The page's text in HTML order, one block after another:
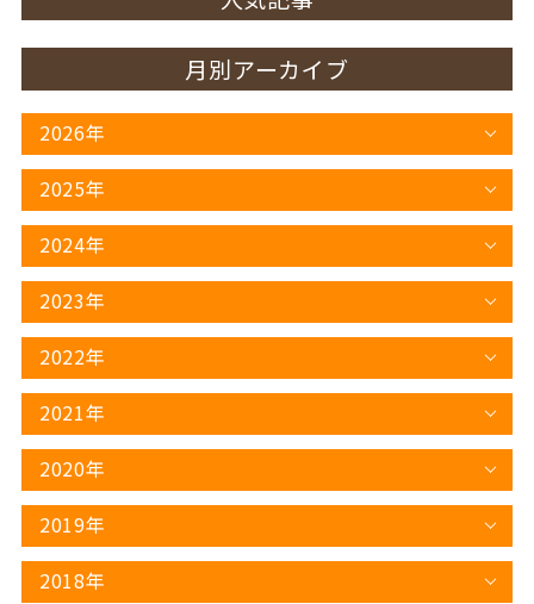
月別アーカイブ
2026年
2025年
2024年
2023年
2022年
2021年
2020年
2019年
2018年